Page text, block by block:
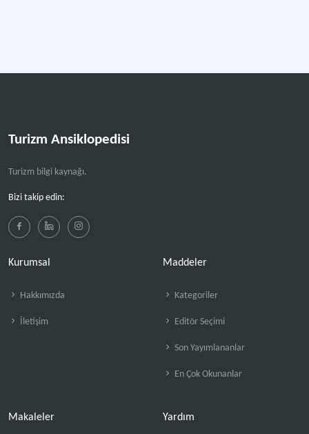
Turizm Ansiklopedisi
Turizm bilgi kaynağı.
Bizi takip edin:
Kurumsal
Hakkımızda
İletişim
Maddeler
Kategoriler
Editör Seçimi
Son Yayımlananlar
En Çok Okunanlar
Makaleler Yardım